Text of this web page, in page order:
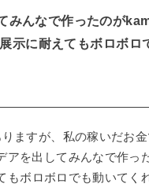
みんなで作ったのが
示に耐えてもボロボロ
ますが、私の稼いだお
アを出してみんなで作っ
もボロボロでも動いてく